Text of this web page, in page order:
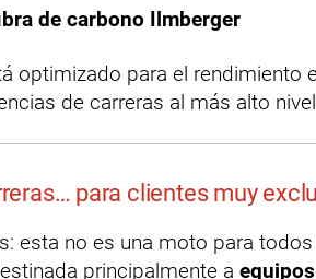
de carbono Ilmberger
optimizado para el rendimiento
de carreras al más alto
para clientes muy
esta no es una moto para
principalmente a